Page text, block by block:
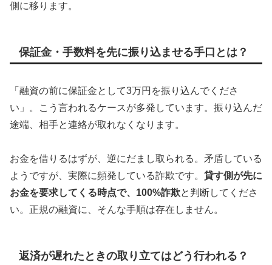
側に移ります。
保証金・手数料を先に振り込ませる手口とは？
「融資の前に保証金として3万円を振り込んでくださ
い」。こう言われるケースが多発しています。振り込んだ
途端、相手と連絡が取れなくなります。
お金を借りるはずが、逆にだまし取られる。矛盾している
ようですが、実際に頻発している詐欺です。 貸す側が先に
お金を要求してくる時点で、100%詐欺と判断してくださ
い。正規の融資に、そんな手順は存在しません。
返済が遅れたときの取り立てはどう行われる？